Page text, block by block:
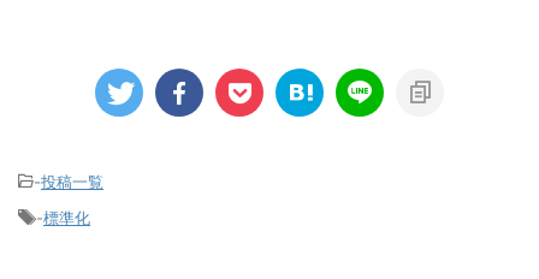
-投稿一覧
-標準化